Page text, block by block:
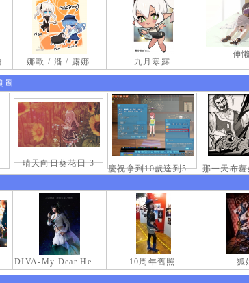
娜歐 / 潘 / 露娜 九月寒露
伸
圖
紅。
晴天向日葵花田-3
慶祝拿到10歲達到50級稱號紀念照
DIVA-My Dear Heroine- 10周年舊照 狐